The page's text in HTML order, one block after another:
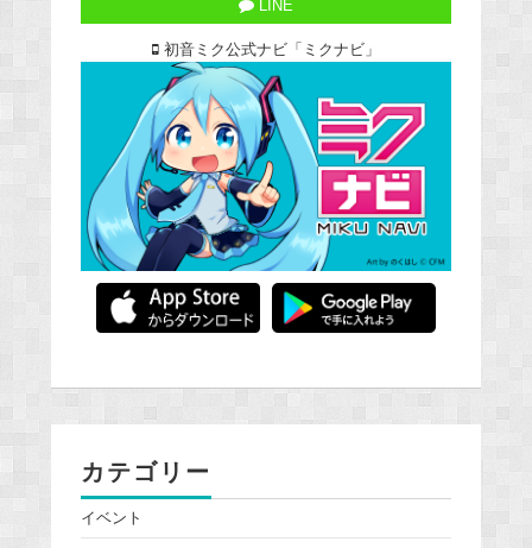
LINE
初音ミク公式ナビ「ミクナビ」
カテゴリー
イベント